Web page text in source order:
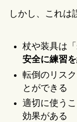
しかし、これは
杖や装具は
安全に練習
転倒のリス
とができる
適切に使うこ
効果がある